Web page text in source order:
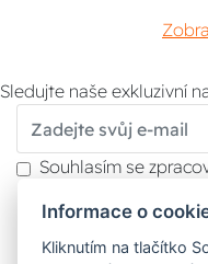
Sledujte naše exkluzivní
Souhlasím se
Více informací
údajů . Souhlas
Informace o
Kliknutím na tlačítko